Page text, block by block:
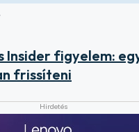
Insider figyelem:
frissíteni